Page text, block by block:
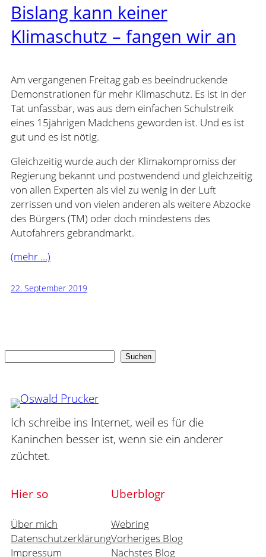
Bislang kann keiner
Klimaschutz – fangen wir an
Am vergangenen Freitag gab es beeindruckende
Demonstrationen für mehr Klimaschutz. Es ist in der
Tat unfassbar, was aus dem einfachen Schulstreik
eines 15jährigen Mädchens geworden ist. Und es ist
gut und es ist nötig.
Gleichzeitig wurde auch der Klimakompromiss der
Regierung bekannt und postwendend und gleichzeitig
von allen Experten als viel zu wenig in der Luft
zerrissen und von vielen anderen als weitere Abzocke
des Bürgers (TM) oder doch mindestens des
Autofahrers gebrandmarkt.
(mehr …)
22. September 2019
Suchen
Ich schreibe ins Internet, weil es für die
Kaninchen besser ist, wenn sie ein anderer
züchtet.
Hier so
Über mich
Datenschutzerklärung
Impressum
Uberblogr
Webring
Vorheriges Blog
Nächstes Blog